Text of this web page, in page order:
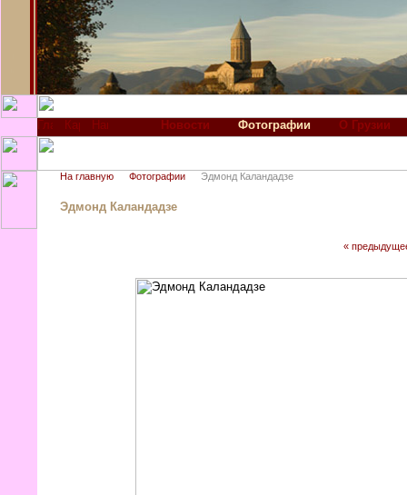
Новости Фотографии О Грузии
На главную Фотографии Эдмонд Каландадзе
Эдмонд Каландадзе
«